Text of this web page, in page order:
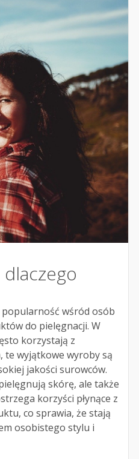
wśród osób
do pielęgnacji. W
korzystają z
te wyjątkowe wyroby są
jakości surowców.
skórę, ale także
korzyści płynące z
co sprawia, że stają
osobistego stylu i